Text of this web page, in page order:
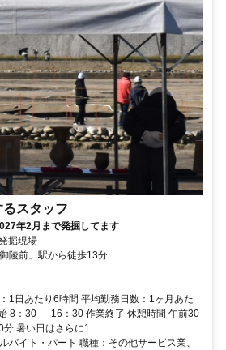
スタッフ
年2月まで発掘してます
掘現場
陵前」駅から徒歩13分
1日あたり6時間 平均勤務日数：1ヶ月あた
8：30 － 16：30 作業終了 休憩時間 午前30
暑い日はさらに1...
バイト・パート 職種：その他サービス業、